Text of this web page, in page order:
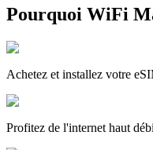
Pourquoi WiFi
Achetez et installez votre
Profitez de l'internet haut